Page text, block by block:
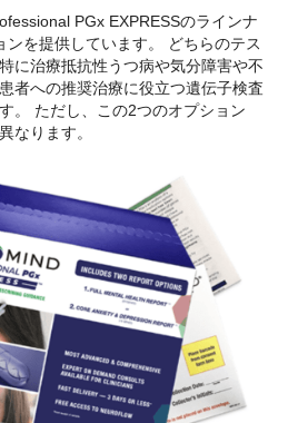
PGx EXPRESSのラインナ
ンを提供しています。 どちらのテス
に治療抵抗性うつ病や気分障害や不
者への推奨治療に役立つ遺伝子検査
。 ただし、この2つのオプション
なります。